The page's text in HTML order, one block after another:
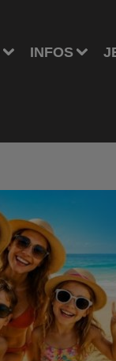
INFOS